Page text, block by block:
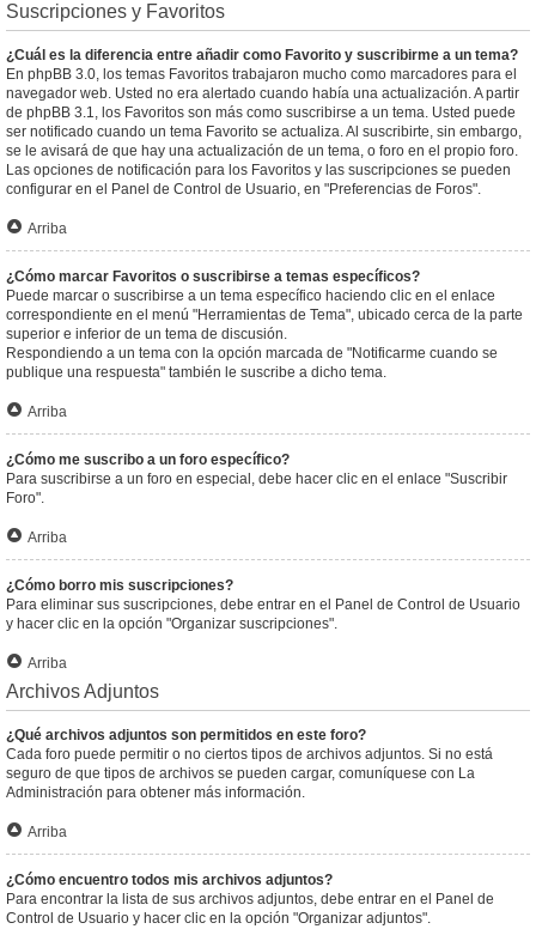
Suscripciones y Favoritos
¿Cuál es la diferencia entre añadir como Favorito y suscribirme a un tema?
En phpBB 3.0, los temas Favoritos trabajaron mucho como marcadores para el
navegador web. Usted no era alertado cuando había una actualización. A partir
de phpBB 3.1, los Favoritos son más como suscribirse a un tema. Usted puede
ser notificado cuando un tema Favorito se actualiza. Al suscribirte, sin embargo,
se le avisará de que hay una actualización de un tema, o foro en el propio foro.
Las opciones de notificación para los Favoritos y las suscripciones se pueden
configurar en el Panel de Control de Usuario, en "Preferencias de Foros".
Arriba
¿Cómo marcar Favoritos o suscribirse a temas específicos?
Puede marcar o suscribirse a un tema específico haciendo clic en el enlace
correspondiente en el menú "Herramientas de Tema", ubicado cerca de la parte
superior e inferior de un tema de discusión.
Respondiendo a un tema con la opción marcada de "Notificarme cuando se
publique una respuesta" también le suscribe a dicho tema.
Arriba
¿Cómo me suscribo a un foro específico?
Para suscribirse a un foro en especial, debe hacer clic en el enlace "Suscribir
Foro".
Arriba
¿Cómo borro mis suscripciones?
Para eliminar sus suscripciones, debe entrar en el Panel de Control de Usuario
y hacer clic en la opción "Organizar suscripciones".
Arriba
Archivos Adjuntos
¿Qué archivos adjuntos son permitidos en este foro?
Cada foro puede permitir o no ciertos tipos de archivos adjuntos. Si no está
seguro de que tipos de archivos se pueden cargar, comuníquese con La
Administración para obtener más información.
Arriba
¿Cómo encuentro todos mis archivos adjuntos?
Para encontrar la lista de sus archivos adjuntos, debe entrar en el Panel de
Control de Usuario y hacer clic en la opción "Organizar adjuntos".